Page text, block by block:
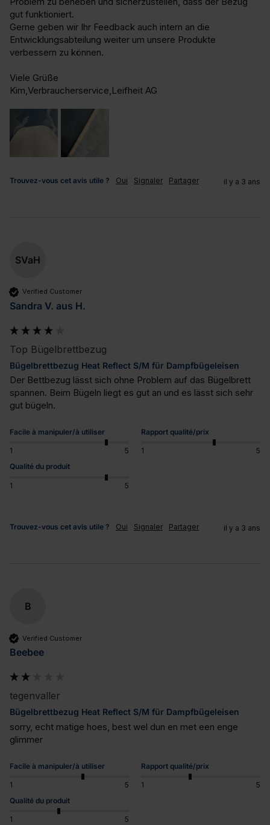
gut funktioniert.
Gerne geben wir Ihr Feedback auch intern an die
Entwicklungsabteilung weiter um unsere Produkte
verbessern zu können.
Viele Grüße
Kim,Verbraucherservice,Leifheit AG
Trouvez-vous cet avis utile ? Oui Signaler Partager il y a 3 ans
SVaH
Verified Customer
Sandra V. aus H.
Top Bügelbrettbezug
Bügelbrettbezug Heat Reflect S/M für Dampfbügeleisen
Der Bettbezug lässt sich ohne Problem auf das Bügelbrett
spannen. Beim Bügeln liegt es gut an und es lässt sich sehr
gut bügeln.
Facile à manipuler/à utiliser
1 5
Rapport qualité/prix
1
5
Qualité du produit
1 5
Trouvez-vous cet avis utile ? Oui Signaler Partager il y a 3 ans
B
Verified Customer
Beebee
tegenvaller
Bügelbrettbezug Heat Reflect S/M für Dampfbügeleisen
sorry, echt matige hoes, best wel dun en met een enge
glimmer
Facile à manipuler/à utiliser
1 5
Rapport qualité/prix
1
5
Qualité du produit
1 5